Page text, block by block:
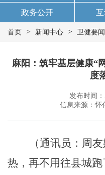
政务公开
首页 > 新闻中心 > 卫健要闻
麻阳：筑牢基层健康“
度
发布时间：
信息来源：怀
（通讯员：周
热，再不用往县城跑